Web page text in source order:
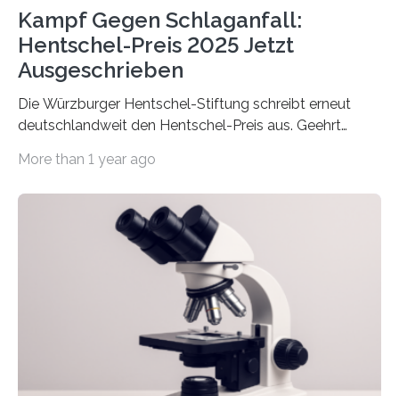
Kampf Gegen Schlaganfall:
Hentschel-Preis 2025 Jetzt
Ausgeschrieben
Die Würzburger Hentschel-Stiftung schreibt erneut
deutschlandweit den Hentschel-Preis aus. Geehrt
hochrangige wissenschaftliche Publikation zum Thema
Schlaganfall“ mit Sitz in Würzburg fördert die
Schlaganfallforschung, um die Behandlung der
Betroffenen zu verbessern. Dazu schreibt sie auch in
diesem Jahr wieder deutschlandweit den Hentschel-
Preis aus. Er richtet sich gezielt an jüngere
Forscherinnen und Forscher unter 40 Jahren. Geehrt
werden soll eine herausragende Doktorarbeit oder eine
hochrangige wissenschaftliche Publikation zum Thema
More than 1 year ago